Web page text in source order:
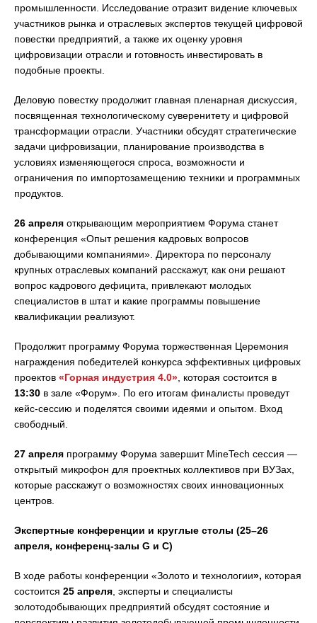
промышленности. Исследование отразит видение ключевых
участников рынка и отраслевых экспертов текущей цифровой
повестки предприятий, а также их оценку уровня
цифровизации отрасли и готовность инвестировать в
подобные проекты.
Деловую повестку продолжит главная пленарная дискуссия,
посвященная технологическому суверенитету и цифровой
трансформации отрасли. Участники обсудят стратегические
задачи цифровизации, планирование производства в
условиях изменяющегося спроса, возможности и
ограничения по импортозамещению техники и программных
продуктов.
26 апреля открывающим мероприятием Форума станет
конференция «Опыт решения кадровых вопросов
добывающими компаниями». Директора по персоналу
крупных отраслевых компаний расскажут, как они решают
вопрос кадрового дефицита, привлекают молодых
специалистов в штат и какие программы повышение
квалификации реализуют.
Продолжит программу Форума торжественная Церемония
награждения победителей конкурса эффективных цифровых
проектов «Горная индустрия 4.0» , которая состоится в
13:30 в зале «Форум». По его итогам финалисты проведут
кейс-сессию и поделятся своими идеями и опытом. Вход
свободный.
27 апреля программу Форума завершит MineTech сессия —
открытый микрофон для проектных коллективов при ВУЗах,
которые расскажут о возможностях своих инновационных
центров.
Экспертные конференции и круглые столы (25–26
апреля, конференц-залы G и C)
В ходе работы конференции «Золото и технологии», которая
состоится 25 апреля эксперты и специалисты
золотодобывающих предприятий обсудят состояние и